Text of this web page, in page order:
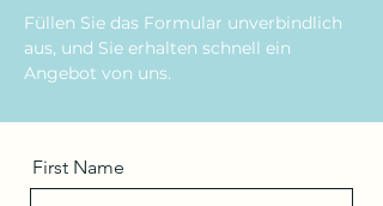
Füllen Sie das Formular unverbindlich
aus, und Sie erhalten schnell ein
Angebot von uns.
First Name